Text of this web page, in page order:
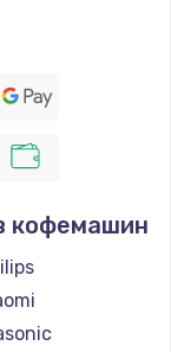
кофемашин